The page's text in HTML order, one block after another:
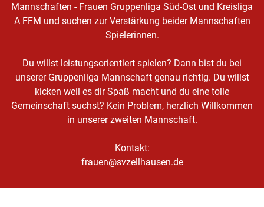
Mannschaften - Frauen Gruppenliga Süd-Ost und Kreisliga
A FFM und suchen zur Verstärkung beider Mannschaften
Spielerinnen.
Du willst leistungsorientiert spielen? Dann bist du bei
unserer Gruppenliga Mannschaft genau richtig. Du willst
kicken weil es dir Spaß macht und du eine tolle
Gemeinschaft suchst? Kein Problem, herzlich Willkommen
in unserer zweiten Mannschaft.
Kontakt:
frauen@svzellhausen.de